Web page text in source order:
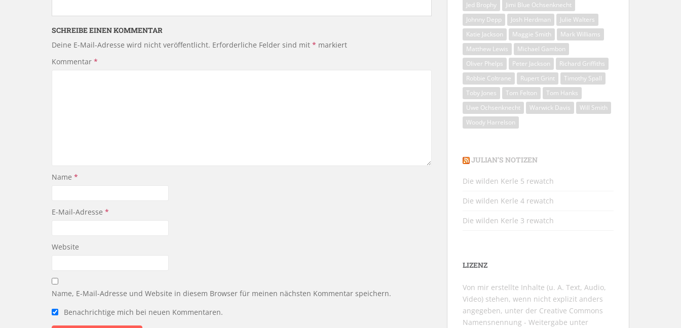
SCHREIBE EINEN KOMMENTAR
Deine E-Mail-Adresse wird nicht veröffentlicht. Erforderliche Felder sind mit * markiert
Kommentar *
Name *
E-Mail-Adresse *
Website
Name, E-Mail-Adresse und Website in diesem Browser für meinen nächsten Kommentar speichern.
Benachrichtige mich bei neuen Kommentaren.
Jed Brophy
Jimi Blue Ochsenknecht
Johnny Depp
Josh Herdman
Julie Walters
Katie Jackson
Maggie Smith
Mark Williams
Matthew Lewis
Michael Gambon
Oliver Phelps
Peter Jackson
Richard Griffiths
Robbie Coltrane
Rupert Grint
Timothy Spall
Toby Jones
Tom Felton
Tom Hanks
Uwe Ochsenknecht
Warwick Davis
Will Smith
Woody Harrelson
JULIAN’S NOTIZEN
Die wilden Kerle 5 rewatch
Die wilden Kerle 4 rewatch
Die wilden Kerle 3 rewatch
LIZENZ
Von mir erstellte Inhalte (u. A. Text, Audio,
Video) stehen, wenn nicht explizit anders
angegeben, unter der Creative Commons
Namensnennung - Weitergabe unter